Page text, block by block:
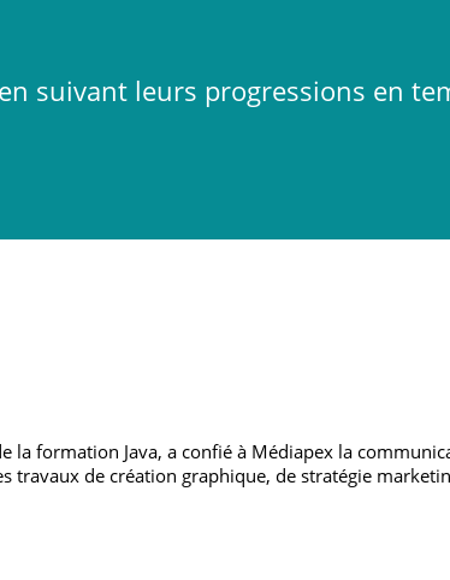
la formation Java, a confié à Médiapex la
travaux de création graphique, de stratégie
suivant leurs progressions en